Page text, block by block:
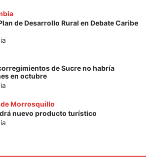
de Desarrollo Rural en Debate Caribe
de Sucre no habría
en octubre
Morrosquillo
nuevo producto turístico